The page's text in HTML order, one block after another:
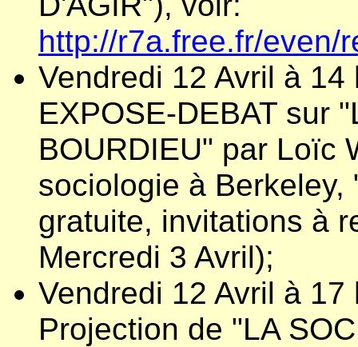
http://r7a.free.fr/even/
Vendredi 12 Avril à
EXPOSE-DEBAT sur
BOURDIEU" par Loïc
sociologie à
gratuite, invitations à
Mercredi 3 Avril);
Vendredi 12 Avril à
Projection de "LA